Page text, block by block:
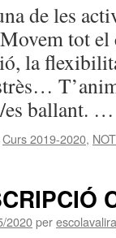
de les
tot
la
es ballant. …
Curs 2019-2020,
2020perescolavalira